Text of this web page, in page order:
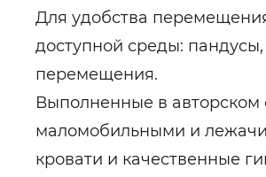
Для удобства
доступной среды:
перемещения.
Выполненные в авторском
маломобильными и
кровати и качественные